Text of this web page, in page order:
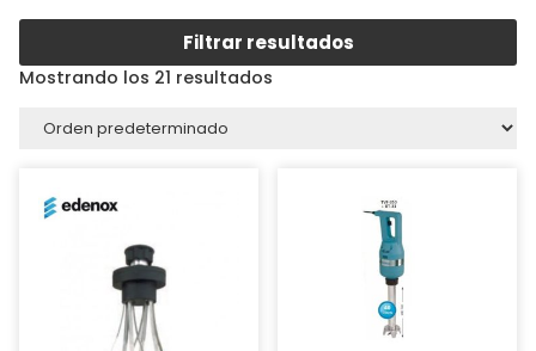
Filtrar resultados
Mostrando los 21 resultados